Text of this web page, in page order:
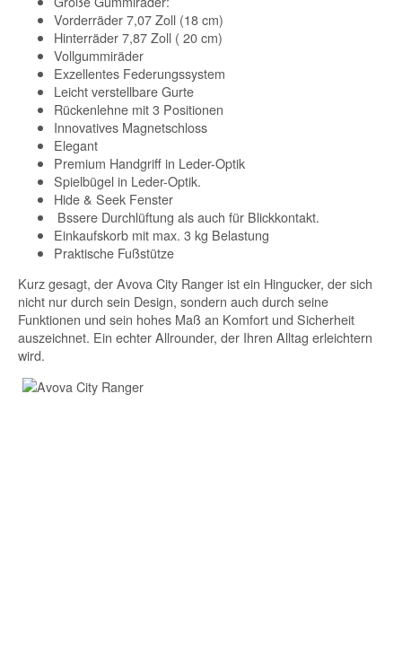
Vorderräder 7,07 Zoll (18 cm)
Hinterräder 7,87 Zoll ( 20 cm)
Vollgummiräder
Exzellentes Federungssystem
Leicht verstellbare Gurte
Rückenlehne mit 3 Positionen
Innovatives Magnetschloss
Elegant
Premium Handgriff in Leder-Optik
Spielbügel in Leder-Optik.
Hide & Seek Fenster
Bssere Durchlüftung als auch für Blickkontakt.
Einkaufskorb mit max. 3 kg Belastung
Praktische Fußstütze
Kurz gesagt, der Avova City Ranger ist ein Hingucker, der sich
nicht nur durch sein Design, sondern auch durch seine
Funktionen und sein hohes Maß an Komfort und Sicherheit
auszeichnet. Ein echter Allrounder, der Ihren Alltag erleichtern
wird.